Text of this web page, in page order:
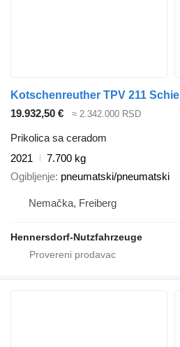
19.932,50 € ≈ 2.342.000 RSD
Prikolica sa ceradom
2021
7.700 kg
Ogibljenje pneumatski/pneumatski
Nemačka, Freiberg
Hennersdorf-Nutzfahrzeuge